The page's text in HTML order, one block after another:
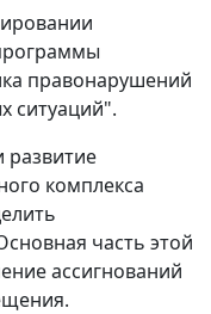
правонарушений
ситуаций".
комплекса
часть этой
ассигнований